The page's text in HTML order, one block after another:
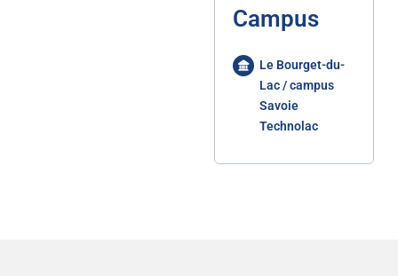
Campus
Le Bourget-du-
Lac / campus
Savoie
Technolac